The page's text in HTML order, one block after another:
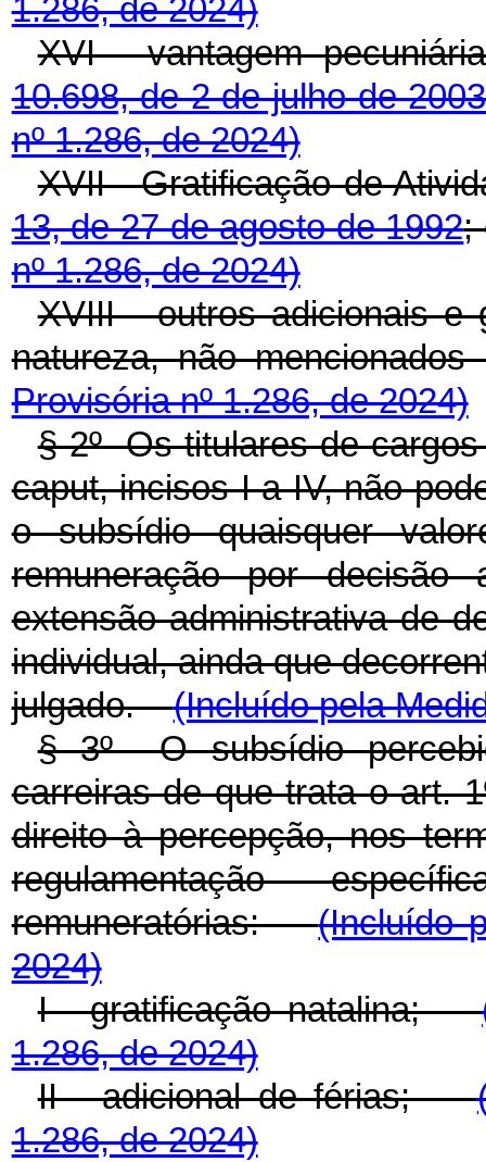
1.286, de 2024)
XVI - vantagem
10.698, de 2 de julho de 2003
nº 1.286, de 2024)
XVII - Gratificação de
13, de 27 de agosto de 1992
nº 1.286, de 2024)
XVIII - outros adicionais e
natureza, não
Provisória nº 1.286, de 2024)
§ 2º Os titulares de
caput, incisos I a IV, não
o subsídio quaisquer
remuneração por decisão
extensão administrativa de
individual, ainda que
julgado.(Incluído pela
§ 3º O subsídio
carreiras de que trata o art.
direito à percepção, nos
regulamentação
remuneratórias:(Incluído
2024)
I - gratificação natalina;
1.286, de 2024)
II - adicional de férias;
1.286, de 2024)